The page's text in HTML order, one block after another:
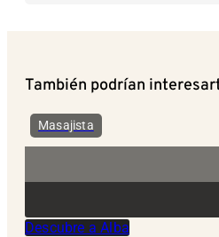
También podrían
Masajista
Descubre a Alba